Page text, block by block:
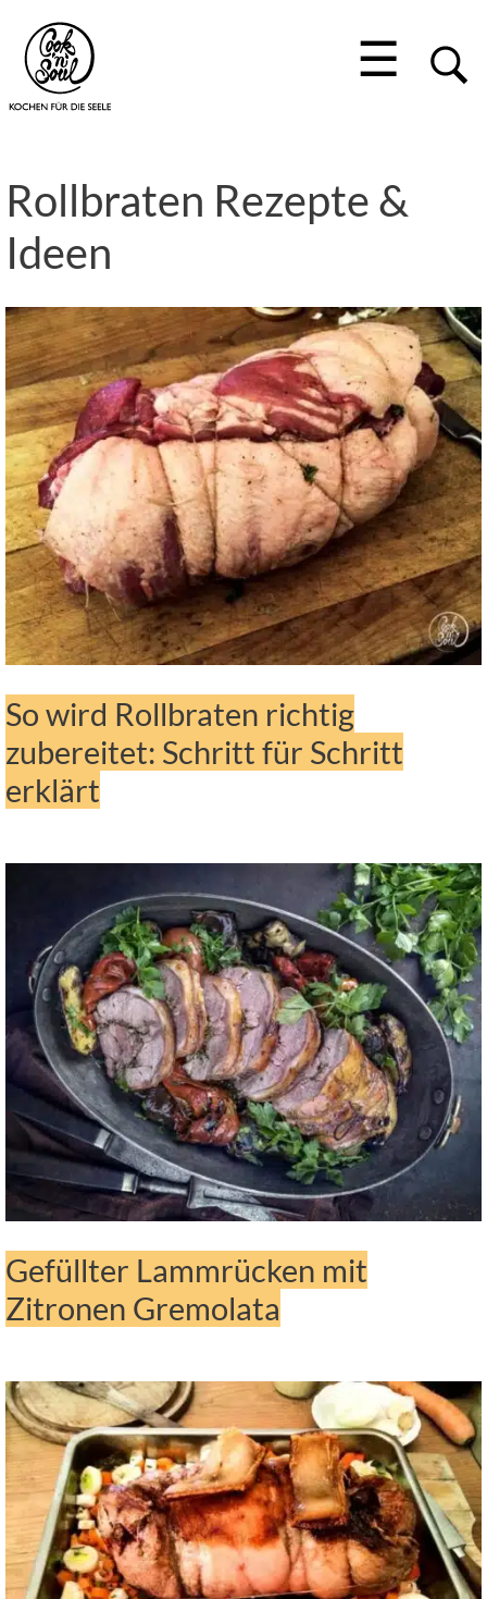
☰
Rollbraten Rezepte &
Ideen
So wird Rollbraten richtig
zubereitet: Schritt für Schritt
erklärt
Gefüllter Lammrücken mit
Zitronen Gremolata